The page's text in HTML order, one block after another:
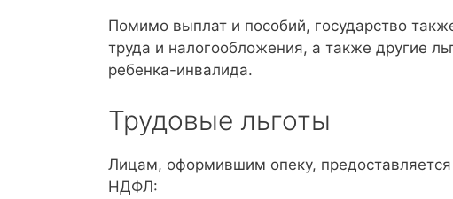
Помимо выплат и пособий, государство
труда и налогообложения, а также другие
ребенка-инвалида.
Трудовые льготы
Лицам, оформившим опеку,
НДФЛ: